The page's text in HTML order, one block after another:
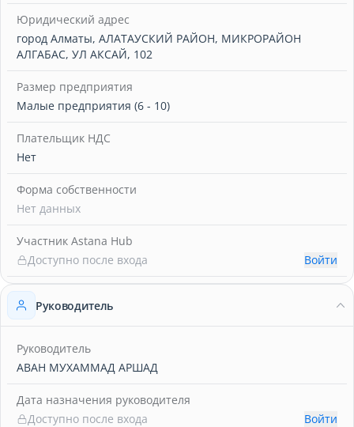
Юридический адрес
город Алматы, АЛАТАУСКИЙ РАЙОН, МИКРОРАЙОН
АЛГАБАС, УЛ АКСАЙ, 102
Размер предприятия
Малые предприятия (6 - 10)
Плательщик НДС
Нет
Форма собственности
Нет данных
Участник Astana Hub
Доступно после входа
Войти
Руководитель
Руководитель
АВАН МУХАММАД АРШАД
Дата назначения руководителя
Доступно после входа
Войти